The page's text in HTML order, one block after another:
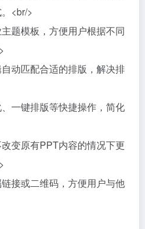
<br/>
题模板，方便用户根据不同
动匹配合适的排版，解决排
一键排版等快捷操作，简化
变原有PPT内容的情况下更
接或二维码，方便用户与他